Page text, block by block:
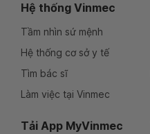
Hệ thống Vinmec
Tầm nhìn sứ mệnh
Hệ thống cơ sở y tế
Tìm bác sĩ
Làm việc tại Vinmec
Tải App MyVinmec